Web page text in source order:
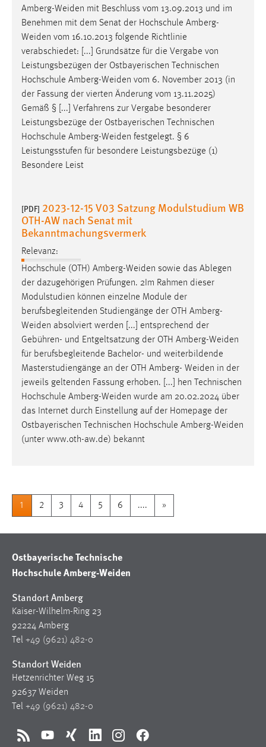
Amberg-Weiden mit Beschluss vom 13.09.2013 und im
Benehmen mit dem Senat der Hochschule Amberg-
Weiden vom 16.10.2013 folgende Richtlinie
verabschiedet: [...] Grundsätze für die Vergabe von
Leistungsbezügen der Ostbayerischen Technischen
Hochschule Amberg-Weiden vom 6. November 2013 (in
der Fassung der vierten Änderung vom 13.11.2025)
Gemäß § [...] Verfahrens zur Vergabe besonderer
Leistungsbezüge der Ostbayerischen Technischen
Hochschule Amberg-Weiden festgelegt. § 6
Leistungsstufen für besondere Leistungsbezüge (1)
Besondere Leist
[PDF] 2023-12-15 V03 Satzung Modulstudium WB
OTH-AW nach Senat mit
Bekanntmachungsvermerk
Relevanz:
Hochschule (OTH) Amberg-Weiden sowie das Ablegen
der dazugehörigen Prüfungen. 2Im Rahmen dieser
Modulstudien können einzelne Module der
berufsbegleitenden Studiengänge der OTH Amberg-
Weiden absolviert werden [...] entsprechend der
Gebühren- und Entgeltsatzung der OTH Amberg-Weiden
für berufsbegleitende Bachelor- und weiterbildende
Masterstudiengänge an der OTH Amberg- Weiden in der
jeweils geltenden Fassung erhoben. [...] hen Technischen
Hochschule Amberg-Weiden wurde am 20.02.2024 über
das Internet durch Einstellung auf der Homepage der
Ostbayerischen Technischen Hochschule Amberg-Weiden
(unter www.oth-aw.de) bekannt
1 2 3 4 5 6 .... »
Ostbayerische Technische
Hochschule Amberg-Weiden
Standort Amberg
Kaiser-Wilhelm-Ring 23
92224 Amberg
Tel +49 (9621) 482-0
Standort Weiden
Hetzenrichter Weg 15
92637 Weiden
Tel +49 (9621) 482-0
RSS YouTubeXing LinkedInInstagramFacebook